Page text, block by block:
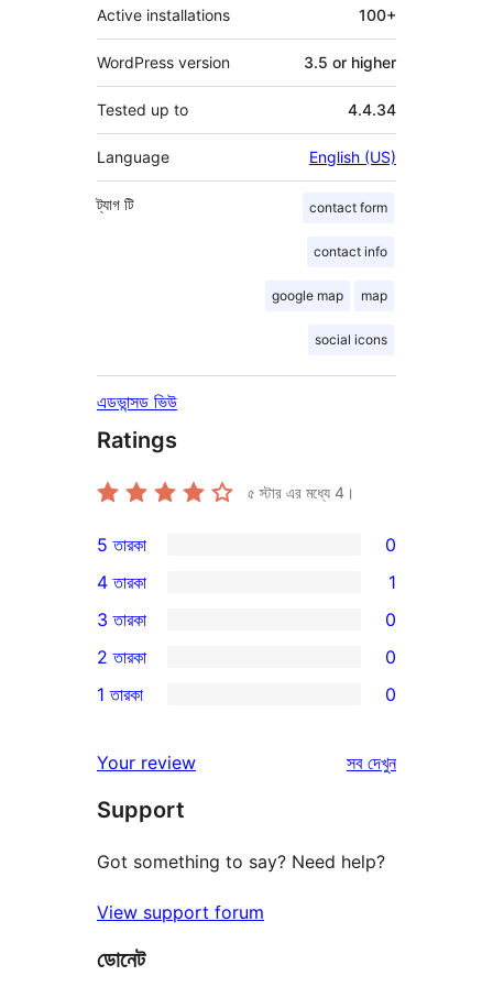
Active installations 100+
WordPress version 3.5 or higher
Tested up to 4.4.34
Language English (US)
ট্যাগ contact form
contact info
google map map
social icons
টি
এডভান্সড ভিউ
Ratings
৫ স্টার এর মধ্যে 4 ।
0টি
5-
স্টার
রিভিউ
5 তারকা 0
4-
স্টার
রিভিউ
4 তারকা 1
0টি
3-
স্টার
3 তারকা 0
2-
রিভিউ
2 তারকা 0
স্টার
রিভিউ
1 তারকা 0
Your review সবরিভিউ
দেখুন
Support
Got something to say? Need help?
View support forum
ডোনেট